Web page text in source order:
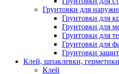
Грунтовки для
Грунтовки для
Грунтовки для
Грунтовки для
Грунтовки для
Грунтовки
Клей, шпаклевки, герметики
Клей